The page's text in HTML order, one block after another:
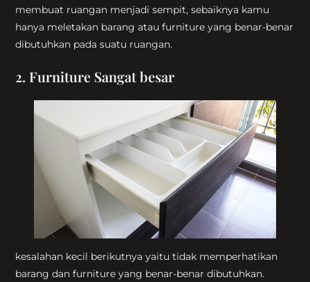
membuat ruangan menjadi sempit, sebaiknya kamu
hanya meletakan barang atau furniture yang benar-benar
dibutuhkan pada suatu ruangan.
2. Furniture Sangat besar
kesalahan kecil berikutnya yaitu tidak memperhatikan
barang dan furniture yang benar-benar dibutuhkan.